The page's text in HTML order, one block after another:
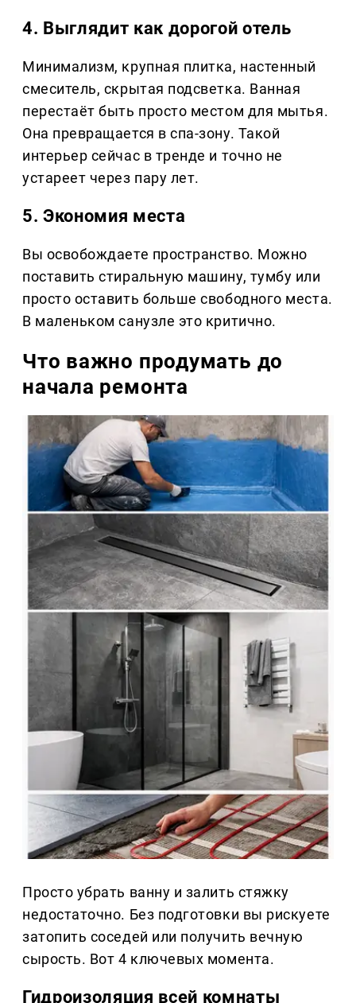
4. Выглядит как дорогой отель
Минимализм, крупная плитка, настенный
смеситель, скрытая подсветка. Ванная
перестаёт быть просто местом для мытья.
Она превращается в спа-зону. Такой
интерьер сейчас в тренде и точно не
устареет через пару лет.
5. Экономия места
Вы освобождаете пространство. Можно
поставить стиральную машину, тумбу или
просто оставить больше свободного места.
В маленьком санузле это критично.
Что важно продумать до
начала ремонта
Просто убрать ванну и залить стяжку
недостаточно. Без подготовки вы рискуете
затопить соседей или получить вечную
сырость. Вот 4 ключевых момента.
Гидроизоляция всей комнаты